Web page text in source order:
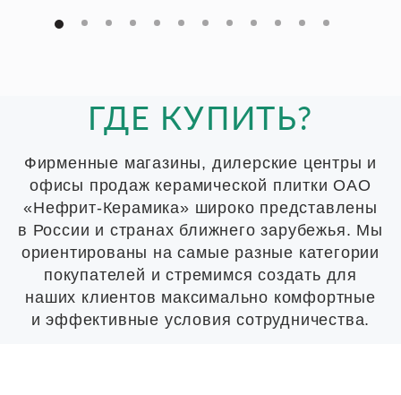
ГДЕ КУПИТЬ?
Фирменные магазины, дилерские центры и
офисы продаж керамической плитки ОАО
«Нефрит-Керамика» широко представлены
в России и странах ближнего зарубежья. Мы
ориентированы на самые разные категории
покупателей и стремимся создать для
наших клиентов максимально комфортные
и эффективные условия сотрудничества.